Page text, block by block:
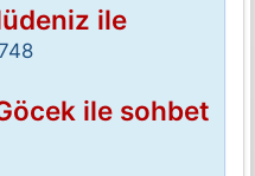
ile
ile sohbet